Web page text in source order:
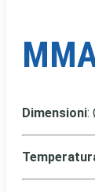
Dimensioni: